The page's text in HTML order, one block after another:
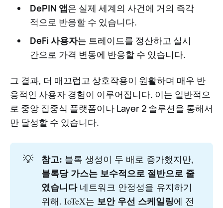
DePIN 앱은 실제 세계의 사건에 거의 즉각
적으로 반응할 수 있습니다.
DeFi 사용자는 트레이드를 정산하고 실시
간으로 가격 변동에 반응할 수 있습니다.
그 결과, 더 매끄럽고 상호작용이 원활하며 매우 반
응적인 사용자 경험이 이루어집니다. 이는 일반적으
로 중앙 집중식 플랫폼이나 Layer 2 솔루션을 통해서
만 달성할 수 있습니다.
💡 참고: 블록 생성이 두 배로 증가했지만,
블록당 가스는 보수적으로 절반으로 줄
였습니다네트워크 안정성을 유지하기
위해. IoTeX는 보안 우선 스케일링에 전